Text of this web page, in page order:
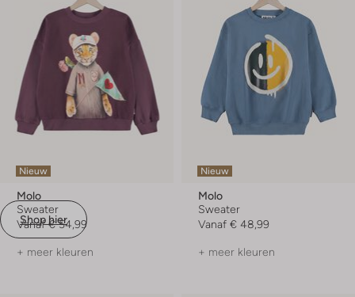
Shop hier
Nieuw
Molo
Sweater
Vanaf € 54,99
+ meer kleuren
Nieuw
Molo
Sweater
Vanaf € 48,99
+ meer kleuren